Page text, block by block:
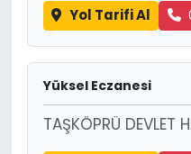
Yol Tarifi Al
Yüksel Eczanesi
TAŞKÖPRÜ DEVLET